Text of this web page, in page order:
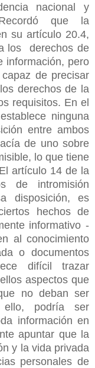
nacional y
que la
su artículo 20.4,
los derechos de
información, pero
de precisar
derechos de la
requisitos. En el
ninguna
entre ambos
de uno sobre
lo que tiene
artículo 14 de la
de intromisión
disposición, es
hechos de
informativo -
al conocimiento
o documentos
difícil trazar
aspectos que
no deban ser
podría ser
información en
apuntar que la
y la vida privada
personales de